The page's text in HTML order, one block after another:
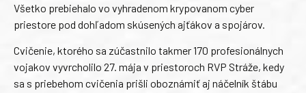
Všetko prebiehalo vo vyhradenom krypovanom cyber
priestore pod dohľadom skúsených ajťákov a spojárov.
Cvičenie, ktorého sa zúčastnilo takmer 170 profesionálnych
vojakov vyvrcholilo 27. mája v priestoroch RVP Stráže, kedy
sa s priebehom cvičenia prišli oboznámiť aj náčelník štábu